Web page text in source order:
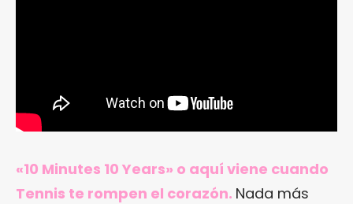
«10 Minutes 10 Years» o aquí viene cuando
Tennis te rompen el corazón. Nada más